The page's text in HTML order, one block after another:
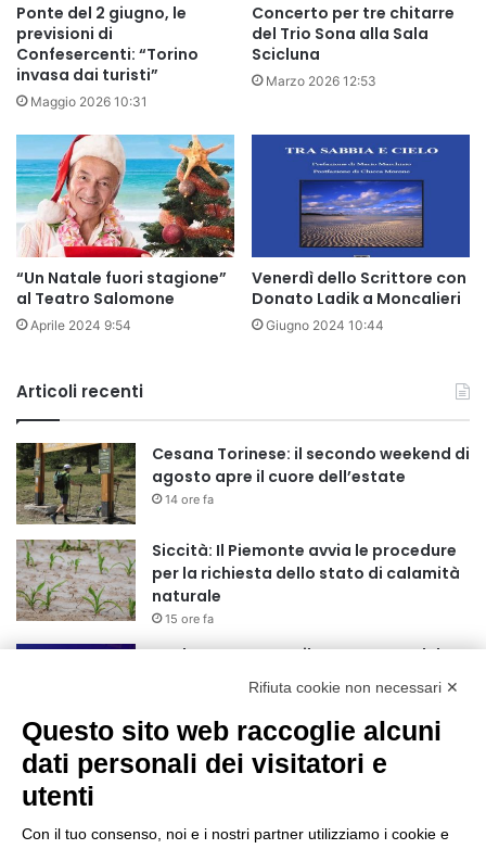
Ponte del 2 giugno, le
previsioni di
Confesercenti: “Torino
invasa dai turisti”
Maggio 2026 10:31
Concerto per tre chitarre
del Trio Sona alla Sala
Scicluna
Marzo 2026 12:53
“Un Natale fuori stagione”
al Teatro Salomone
Aprile 2024 9:54
Venerdì dello Scrittore con
Donato Ladik a Moncalieri
Giugno 2024 10:44
Articoli recenti
Cesana Torinese: il secondo weekend di
agosto apre il cuore dell’estate
14 ore fa
Siccità: Il Piemonte avvia le procedure
per la richiesta dello stato di calamità
naturale
15 ore fa
Reale Mutua, ecco il programma del
precampionato
Nidi comunali: dalla Regione 1,5 milioni
di euro per ampliare gli orari dei servizi
Rifiuta cookie non necessari ✕
Questo sito web raccoglie alcuni
dati personali dei visitatori e
utenti
Con il tuo consenso, noi e i nostri partner utilizziamo i cookie e